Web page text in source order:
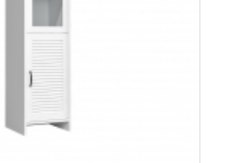
Orient W1D
Więcej